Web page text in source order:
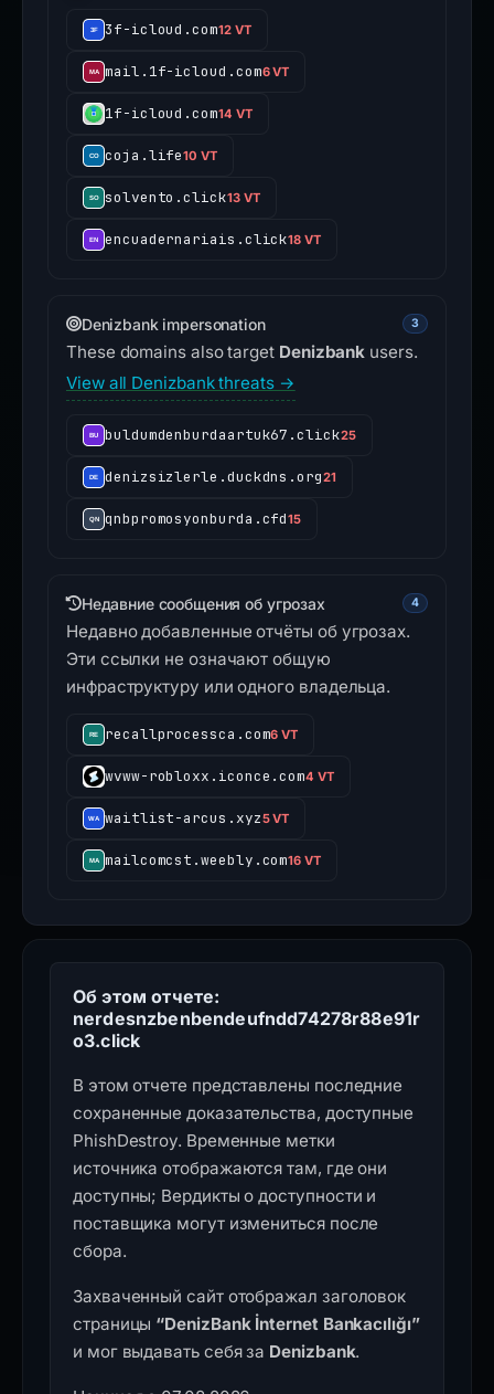
3f-icloud.com12 VT
mail.1f-icloud.com6 VT
1f-icloud.com14 VT
coja.life10 VT
solvento.click13 VT
encuadernariais.click18 VT
Denizbank impersonation 3
These domains also target Denizbank users.
View all Denizbank threats →
buldumdenburdaartuk67.click25
denizsizlerle.duckdns.org21
qnbpromosyonburda.cfd15
Недавние сообщения об угрозах 4
Недавно добавленные отчёты об угрозах.
Эти ссылки не означают общую
инфраструктуру или одного владельца.
recallprocessca.com6 VT
wvww-robloxx.iconce.com4 VT
waitlist-arcus.xyz5 VT
mailcomcst.weebly.com16 VT
Об этом отчете:
nerdesnzbenbendeufndd74278r88e91r
o3.click
В этом отчете представлены последние
сохраненные доказательства, доступные
PhishDestroy. Временные метки
источника отображаются там, где они
доступны; Вердикты о доступности и
поставщика могут измениться после
сбора.
Захваченный сайт отображал заголовок
страницы “DenizBank İnternet Bankacılığı”
и мог выдавать себя за Denizbank.